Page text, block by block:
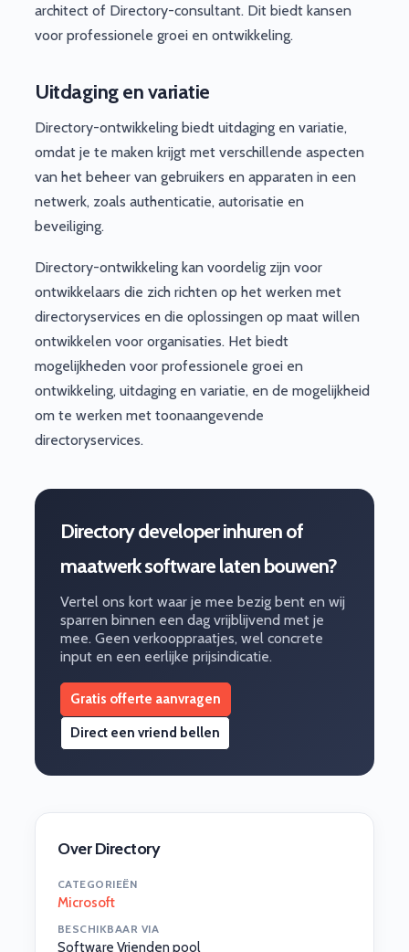
architect of Directory-consultant. Dit biedt kansen
voor professionele groei en ontwikkeling.
Uitdaging en variatie
Directory-ontwikkeling biedt uitdaging en variatie,
omdat je te maken krijgt met verschillende aspecten
van het beheer van gebruikers en apparaten in een
netwerk, zoals authenticatie, autorisatie en
beveiliging.
Directory-ontwikkeling kan voordelig zijn voor
ontwikkelaars die zich richten op het werken met
directoryservices en die oplossingen op maat willen
ontwikkelen voor organisaties. Het biedt
mogelijkheden voor professionele groei en
ontwikkeling, uitdaging en variatie, en de mogelijkheid
om te werken met toonaangevende
directoryservices.
Directory developer inhuren of
maatwerk software laten bouwen?
Vertel ons kort waar je mee bezig bent en wij
sparren binnen een dag vrijblijvend met je
mee. Geen verkooppraatjes, wel concrete
input en een eerlijke prijsindicatie.
Gratis offerte aanvragen
Direct een vriend bellen
Over Directory
CATEGORIEËN
Microsoft
BESCHIKBAAR VIA
Software Vrienden pool